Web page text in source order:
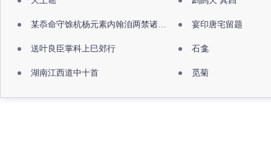
某忝命守馀杭杨元素内翰洎两禁诸公出祖佛寺 宴印唐宅留题
送叶良臣掌科上巳郊行 石龛
湖南江西道中十首 觅菊